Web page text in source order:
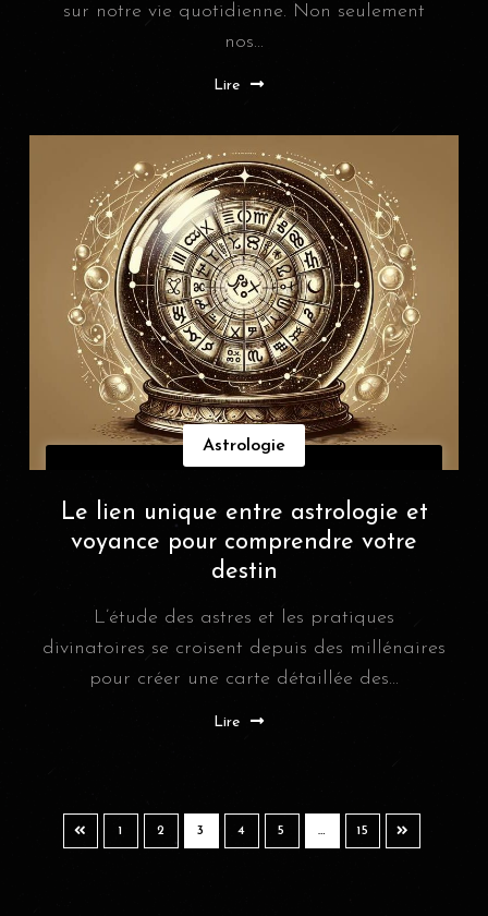
sur notre vie quotidienne. Non seulement
nos...
Lire
Astrologie
Le lien unique entre astrologie et
voyance pour comprendre votre
destin
L’étude des astres et les pratiques
divinatoires se croisent depuis des millénaires
pour créer une carte détaillée des...
Lire
1 2 3 4 5 … 15